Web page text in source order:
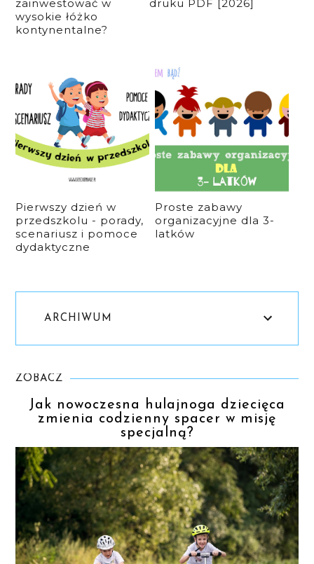
zainwestować w
wysokie łóżko
kontynentalne?
druku PDF [2026]
Pierwszy dzień w
przedszkolu - porady,
scenariusz i pomoce
dydaktyczne
Proste zabawy
organizacyjne dla 3-
latków
ARCHIWUM
ZOBACZ
Jak nowoczesna hulajnoga dziecięca
zmienia codzienny spacer w misję
specjalną?